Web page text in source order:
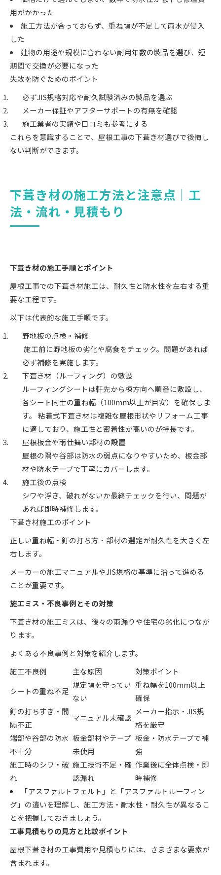
用がかかった
施工方法が合っておらず、重ね幅が不足して雨水が侵入
した
建物の用途や規模に合わない耐用年数の製品を選び、短
期間で交換が必要になった
失敗を防ぐためのポイント
必ずJIS規格対応や耐久試験済みの製品を選ぶ
メーカー保証やアフターサポートの有無を確認
施工業者の実績や口コミも参考にする
これらを意識することで、屋根工事の下葺き材選びで後悔し
ない判断ができます。
下葺き材の施工方法と注意点｜工
法・流れ・見積もり
下葺き材の施工手順とポイント
屋根工事での下葺き材施工は、耐久性と防水性を左右する重
要な工程です。
以下は代表的な施工手順です。
野地板の点検・補修
施工前に野地板の劣化や腐食をチェック。問題があれば
必ず補修を実施します。
下葺き材（ルーフィング）の敷設
ルーフィングシートは軒先から棟方向へ順番に敷設し、
各シート同士の重ね幅（100mm以上が目安）を確保しま
す。 粘着式下葺き材は複雑な屋根形状やリフォーム工事
に適しており、施工性と密着性が高いのが特長です。
屋根板金や雨仕舞い部材の設置
屋根の隅や谷部は防水の弱点になりやすいため、板金部
材や防水テープで丁寧にカバーします。
施工後の点検
シワや浮き、破れがないか最終チェックを行い、問題が
あれば即時補修します。
下葺き材施工のポイント
正しい重ね幅・釘の打ち方・部材の選定が耐久性を大きく左
右します。
メーカーの施工マニュアルやJIS規格の基準に沿って進める
ことが重要です。
施工ミス・不良事例とその対策
下葺き材の施工ミスは、後々の雨漏りや住宅の劣化につなが
ります。
よくある不良事例と対策を紹介します。
施工不良例
主な原因
対策ポイント
シートの重ね不足
規定幅を守ってい
ない
重ね幅を100mm以上
確保
釘の打ちすぎ・間
隔不正
マニュアル未確認
メーカー指示・JIS規
格を厳守
端部や谷部の防水
不十分
板金部材やテープ
未使用
板金・防水テープで補
強
施工時のシワ・破
れ
施工技術不足・確
認漏れ
作業後に全体点検・即
時補修
「アスファルトフェルト」と「アスファルトルーフィン
グ」の違いを理解し、施工方法・耐水性・耐久性が異なるこ
とを把握しておきましょう。
工事見積もりの見方と比較ポイント
屋根下葺き材の工事費用や見積もりには、さまざまな要素が
含まれます。